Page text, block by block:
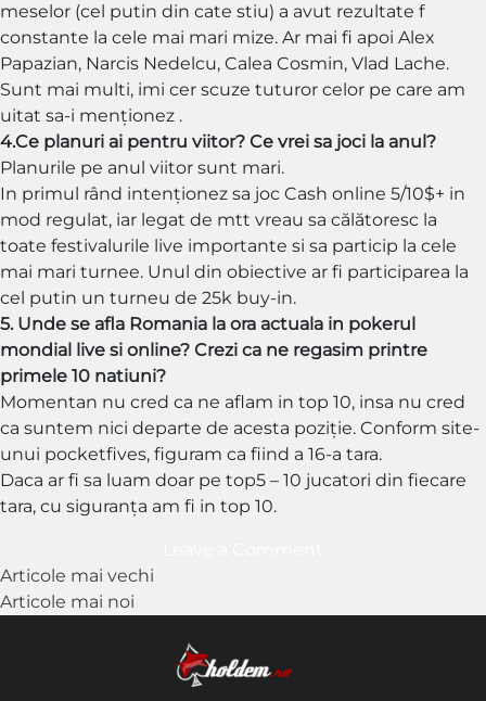
meselor (cel putin din cate stiu) a avut rezultate f
constante la cele mai mari mize. Ar mai fi apoi Alex
Papazian, Narcis Nedelcu, Calea Cosmin, Vlad Lache.
Sunt mai multi, imi cer scuze tuturor celor pe care am
uitat sa-i menționez .
4.Ce planuri ai pentru viitor? Ce vrei sa joci la anul?
Planurile pe anul viitor sunt mari.
In primul rând intenționez sa joc Cash online 5/10$+ in
mod regulat, iar legat de mtt vreau sa călătoresc la
toate festivalurile live importante si sa particip la cele
mai mari turnee. Unul din obiective ar fi participarea la
cel putin un turneu de 25k buy-in.
5. Unde se afla Romania la ora actuala in pokerul
mondial live si online? Crezi ca ne regasim printre
primele 10 natiuni?
Momentan nu cred ca ne aflam in top 10, insa nu cred
ca suntem nici departe de acesta poziție. Conform site-
unui pocketfives, figuram ca fiind a 16-a tara.
Daca ar fi sa luam doar pe top5 – 10 jucatori din fiecare
tara, cu siguranța am fi in top 10.
Navigare
în
Articole mai vechi
Articole mai noi